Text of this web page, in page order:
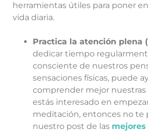
herramientas útiles para poner
vida diaria.
Practica la atención plena
dedicar tiempo
consciente de nuestros
sensaciones físicas, puede
comprender mejor nuestras
estás interesado en
meditación, entonces no te
nuestro post de las mejores